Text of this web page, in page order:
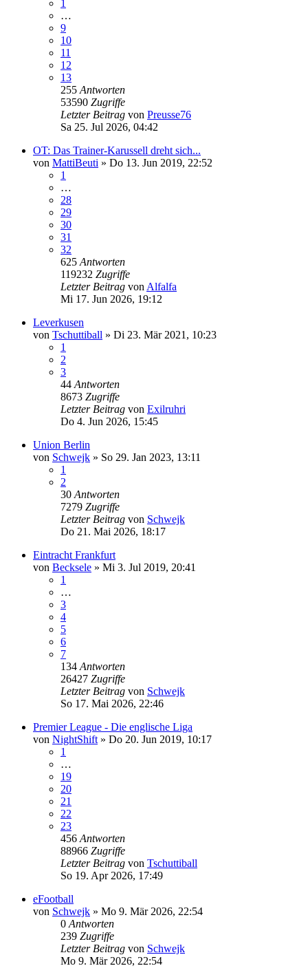
1
…
9
10
11
12
13
255 Antworten
53590 Zugriffe
Letzter Beitrag von Preusse76
Sa 25. Jul 2026, 04:42
OT: Das Trainer-Karussell dreht sich...
von MattiBeuti » Do 13. Jun 2019, 22:52
1
…
28
29
30
31
32
625 Antworten
119232 Zugriffe
Letzter Beitrag von Alfalfa
Mi 17. Jun 2026, 19:12
Leverkusen
von Tschuttiball » Di 23. Mär 2021, 10:23
1
2
3
44 Antworten
8673 Zugriffe
Letzter Beitrag von Exilruhri
Do 4. Jun 2026, 15:45
Union Berlin
von Schwejk » So 29. Jan 2023, 13:11
1
2
30 Antworten
7279 Zugriffe
Letzter Beitrag von Schwejk
Do 21. Mai 2026, 18:17
Eintracht Frankfurt
von Becksele » Mi 3. Jul 2019, 20:41
1
…
3
4
5
6
7
134 Antworten
26427 Zugriffe
Letzter Beitrag von Schwejk
So 17. Mai 2026, 22:46
Premier League - Die englische Liga
von NightShift » Do 20. Jun 2019, 10:17
1
…
19
20
21
22
23
456 Antworten
88966 Zugriffe
Letzter Beitrag von Tschuttiball
So 19. Apr 2026, 17:49
eFootball
von Schwejk » Mo 9. Mär 2026, 22:54
0 Antworten
239 Zugriffe
Letzter Beitrag von Schwejk
Mo 9. Mär 2026, 22:54